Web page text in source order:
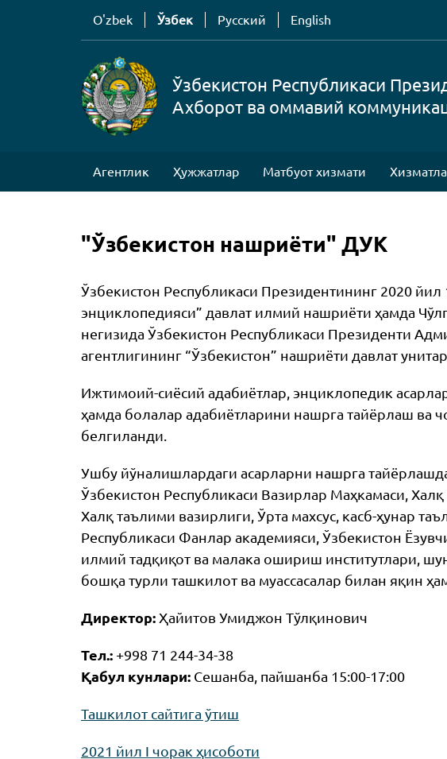
O'zbek Ўзбек Русский English
Ўзбекистон Республикаси
Ахборот ва оммавий
Агентлик Ҳужжатлар Матбуот хизмати
"Ўзбекистон нашриёти" ДУК
Ўзбекистон Республикаси Президентининг 2020
энциклопедияси” давлат илмий нашриёти ҳамда
негизида Ўзбекистон Республикаси Президенти
агентлигининг “Ўзбекистон” нашриёти давлат
Ижтимоий-сиёсий адабиётлар, энциклопедик
ҳамда болалар адабиётларини нашрга тайёрлаш ва
белгиланди.
Ушбу йўналишлардаги асарларни нашрга
Ўзбекистон Республикаси Вазирлар Маҳкамаси,
Халқ таълими вазирлиги, Ўрта махсус, касб-ҳунар
Республикаси Фанлар академияси, Ўзбекистон
илмий тадқиқот ва малака ошириш институтлари,
бошқа турли ташкилот ва муассасалар билан яқин
Директор: Ҳайитов Умиджон Тўлқинович
Тел.: +998 71 244-34-38
Қабул кунлари: Сешанба, пайшанба 15:00-17:00
Ташкилот сайтига ўтиш
2021 йил I чорак ҳисоботи